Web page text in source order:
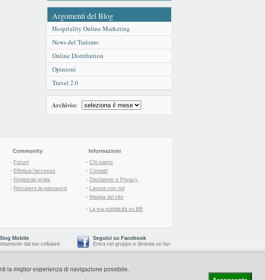
Argomenti del Blog
Hospitality Online Marketing
News del Turismo
Online Distribution
Opinioni
Travel 2.0
Archivio:
Community
- Forum
- Effettua l'accesso
- Registrati gratis
- Recupera la password
Informazioni
- Chi siamo
- Contatti
- Disclaimer e Privacy
- Lavora con noi
- Mappa del sito
- La tua pubblicità su BB
Mobile
dal tuo cellulare
Seguici su Facebook
Entra nel gruppo e diventa un fan
Unico -www.qnt.it-Booking Blog™ -Il blog del Web Marketing Turistico
la miglior esperienza di navigazione possibile.